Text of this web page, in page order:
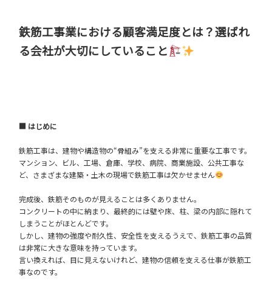
鉄筋工事業における顧客満足度とは？選ばれ
る会社が大切にしていること
■ はじめに
鉄筋工事は、建物や構造物の“骨組み”を支える非常に重要な工事です。
マンション、ビル、工場、倉庫、学校、病院、商業施設、公共工事な
ど、さまざまな建築・土木の現場で鉄筋工事は欠かせません
完成後、鉄筋そのものが見えることは多くありません。
コンクリートの中に納まり、最終的には壁や床、柱、梁の内部に隠れて
しまうことがほとんどです。
しかし、建物の強度や耐久性、安全性を支えるうえで、鉄筋工事の品質
は非常に大きな意味を持っています。
言い換えれば、目に見えないけれど、建物の信頼を支える仕事が鉄筋工
事なのです。